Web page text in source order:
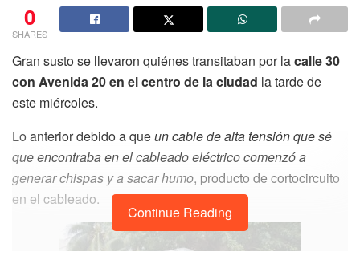
0
SHARES
Gran susto se llevaron quiénes transitaban por lacalle 30
con Avenida 20 en el centro de la ciudad la tarde de
este miércoles.
Lo anterior debido a queun cable de alta tensión que sé
que encontraba en el cableado eléctrico comenzó a
generar chispas y a sacar humo, producto de cortocircuito
en el cableado.
Continue Reading